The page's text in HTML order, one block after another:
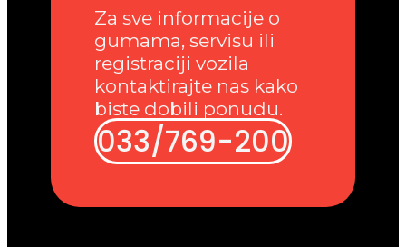
Za sve informacije o
gumama, servisu ili
registraciji vozila
kontaktirajte nas kako
biste dobili ponudu.
033/769-200